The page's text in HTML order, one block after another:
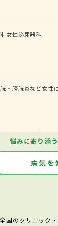
女性泌尿器科
膀胱炎など女性
悩みに寄り添
病気を
国のクリニック